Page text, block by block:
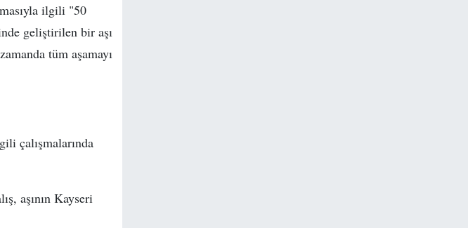
ilgili "50
geliştirilen bir aşı
tüm aşamayı
çalışmalarında
aşının Kayseri